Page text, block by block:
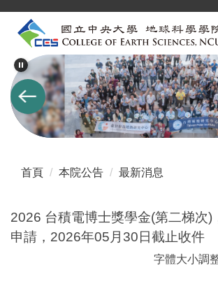
主
要
內
容
區
首頁 本院公告 最新消息
2026 台積電博士獎學金(第二梯次)
申請，2026年05月30日截止收件
字體大小調